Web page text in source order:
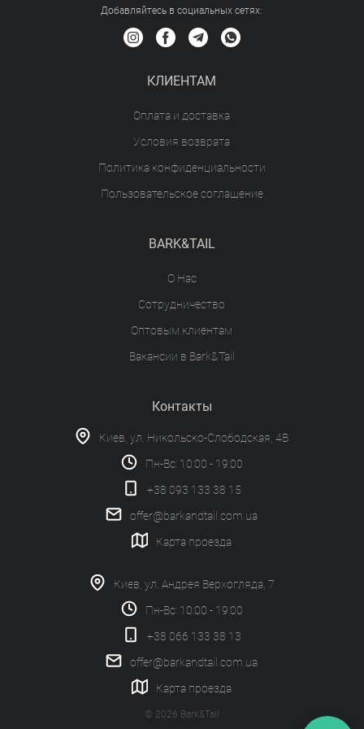
Добавляйтесь в социальных сетяx:
КЛИЕНТАМ
Оплата и доставка
Условия возврата
Политика конфиденциальности
Пользовательское соглашение
BARK&TAIL
О Нас
Сотрудничество
Оптовым клиентам
Вакансии в Bark&Tail
Контакты
Киев, ул. Никольско-Слободская, 4В
Пн-Вс: 10:00 - 19:00
+38 093 133 38 15
offer@barkandtail.com.ua
Карта проезда
Киев, ул. Андрея Верхогляда, 7
Пн-Вс: 10:00 - 19:00
+38 066 133 38 13
offer@barkandtail.com.ua
Карта проезда
© 2026 Bark&Tail